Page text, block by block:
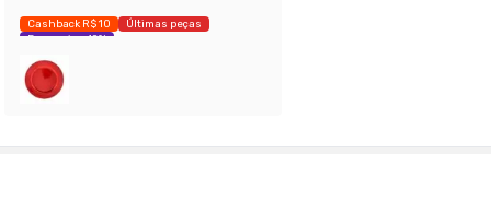
Cashback R$ 10
Últimas peças
Economize 49%